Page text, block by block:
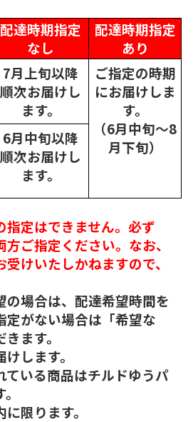
配達時期指定
なし
配達時期指定
あり
7月上旬以降
順次お届けし
ます。
ご指定の時期
にお届けしま
す。
（6月中旬～8
月下旬）
6月中旬以降
順次お届けし
ます。
定はできません。必ず
方ご指定ください。なお、
けいたしかねますので、
場合は、配達希望時間を
定がない場合は「希望な
ます。
します。
いる商品はチルドゆうパ
限ります。